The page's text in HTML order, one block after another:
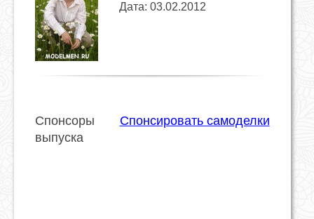
Дата: 03.02.2012
Спонсировать самоделки
Спонсоры
выпуска